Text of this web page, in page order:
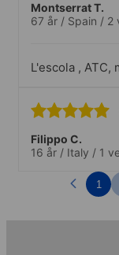
Montserrat T.
67 år / Spain / 2
L'escola , ATC,
l'escola són
ciutat de Bray
Filippo C.
16 år / Italy / 1
1